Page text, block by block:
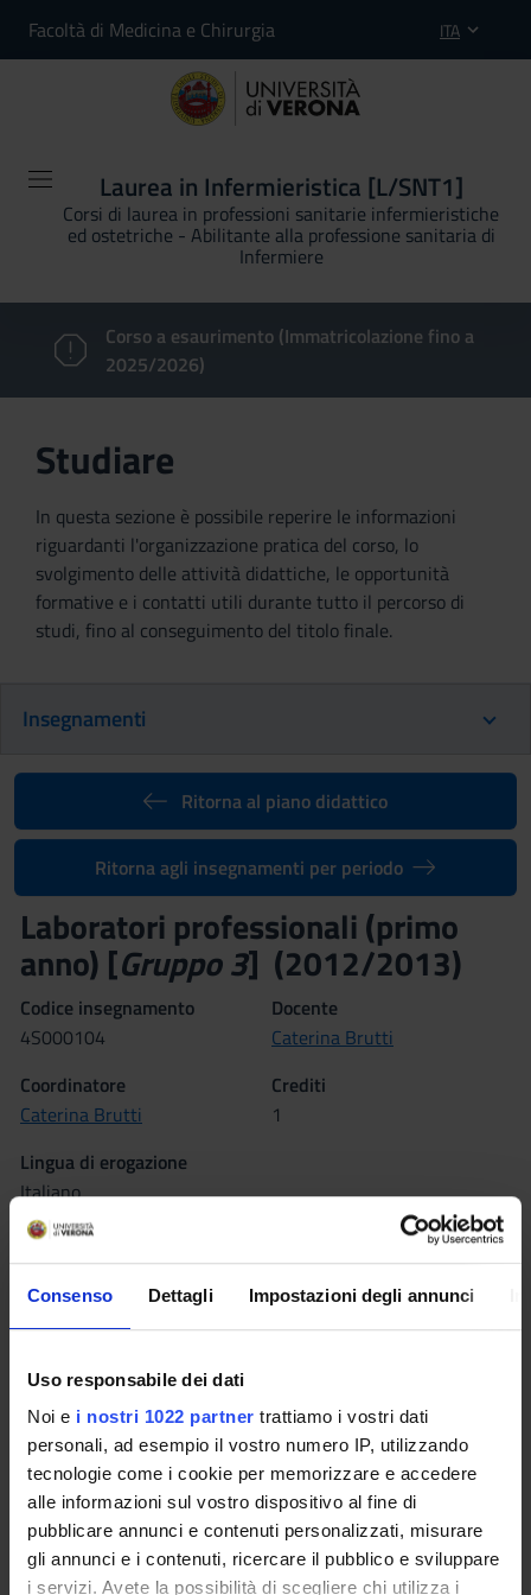
Consenso Dettagli Impostazioni degli annunci
Uso responsabile dei dati
Noi e i nostri 1022 partner trattiamo i vostri dati
personali, ad esempio il vostro numero IP, utilizzando
tecnologie come i cookie per memorizzare e accedere
alle informazioni sul vostro dispositivo al fine di
pubblicare annunci e contenuti personalizzati, misurare
gli annunci e i contenuti, ricercare il pubblico e sviluppare
i servizi. Avete la possibilità di scegliere chi utilizza i
Facoltà di Medicina e Chirurgia ITA
Laurea in Infermieristica [L/SNT1]
Corsi di laurea in professioni sanitarie infermieristiche
ed ostetriche - Abilitante alla professione sanitaria di
Infermiere
Corso a esaurimento (Immatricolazione fino a
2025/2026)
Studiare
In questa sezione è possibile reperire le informazioni
riguardanti l'organizzazione pratica del corso, lo
svolgimento delle attività didattiche, le opportunità
formative e i contatti utili durante tutto il percorso di
studi, fino al conseguimento del titolo finale.
Insegnamenti
Ritorna al piano didattico
Ritorna agli insegnamenti per periodo
Laboratori professionali (primo
anno) [Gruppo 3] (2012/2013)
Codice insegnamento
4S000104
Docente
Caterina Brutti
Coordinatore
Caterina Brutti
Crediti
1
Lingua di erogazione
Italiano
Settore Scientifico Disciplinare (SSD)
MED/45 - SCIENZE INFERMIERISTICHE GENERALI,
CLINICHE E PEDIATRICHE
lezioni 1° anno 1° sem., lezioni 1° anno 2° sem.
Sede
VERONA
Seminari 0